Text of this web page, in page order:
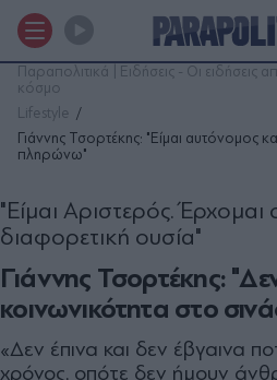
Παραπολιτικά | Ειδήσεις - Οι ειδήσεις
κόσμο
Lifestyle
Γιάννης Τσορτέκης: "Eίμαι αυτόνομος
πληρώνω"
Γιάννης Τσορτέκης:
κοινωνικότητα στο
"Είμαι Αριστερός. Έρχομαι
διαφορετική ουσία"
«Δεν έπινα και δεν έβγαινα
χρόνος, οπότε δεν ήμουν